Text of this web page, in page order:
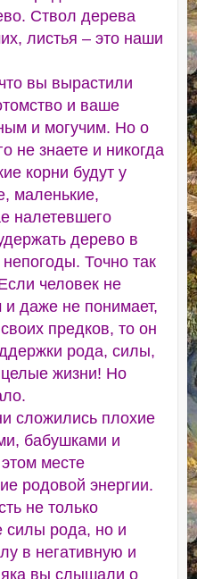
Ствол дерева
листья – это наши
вы вырастили
и ваше
и могучим. Но о
не знаете и никогда
корни будут у
маленькие,
налетевшего
дерево в
Точно так
человек не
даже не понимает,
предков, то он
рода, силы,
целые жизни! Но
сложились плохие
бабушками и
месте
родовой энергии.
не только
силы рода, но и
в негативную и
вы слышали о